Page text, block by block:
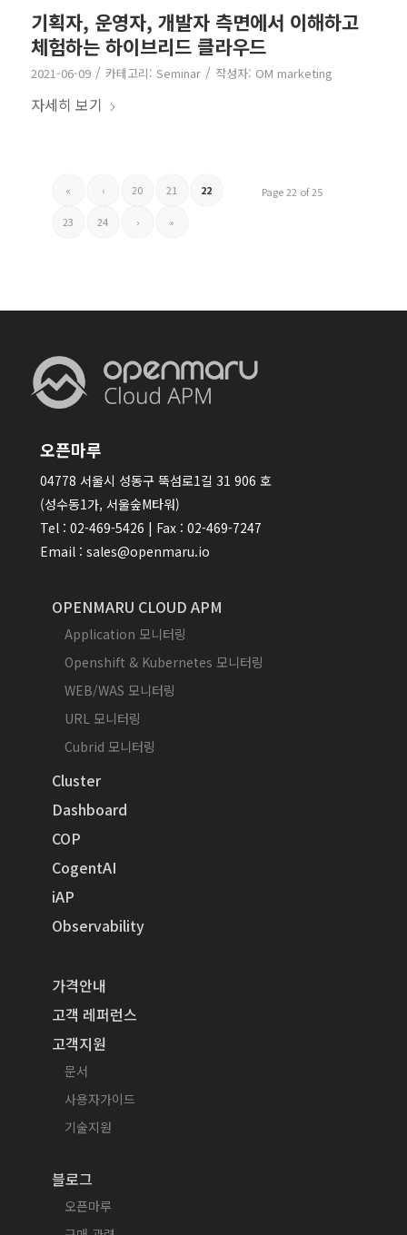
기획자, 운영자, 개발자 측면에서 이해하고
체험하는 하이브리드 클라우드
2021-06-09 / 카테고리: Seminar / 작성자: OM marketing
자세히 보기
Page 22 of 25
« ‹ 20 21 22
23 24 › »
오픈마루
04778 서울시 성동구 뚝섬로1길 31 906 호
(성수동1가, 서울숲M타워)
Tel : 02-469-5426 | Fax : 02-469-7247
Email : sales@openmaru.io
OPENMARU CLOUD APM
Application 모니터링
Openshift & Kubernetes 모니터링
WEB/WAS 모니터링
URL 모니터링
Cubrid 모니터링
Cluster
Dashboard
COP
CogentAI
iAP
Observability
가격안내
고객 레퍼런스
고객지원
문서
사용자가이드
기술지원
블로그
오픈마루